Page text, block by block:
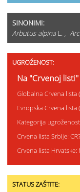
SINONIMI:
Arbutus alpinaL. ,
UGROŽENOST:
Na "Crvenoj listi"
Globalna Crvena lista
Evropska Crvena lista
Kategorija
Crvena lista Srbije: CR?
Crvena lista Hrvatske:
STATUS ZAŠTITE: